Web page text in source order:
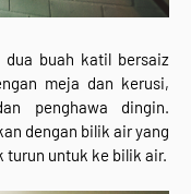
buah katil bersaiz
meja dan kerusi,
penghawa dingin.
dengan bilik air yang
turun untuk ke bilik air.